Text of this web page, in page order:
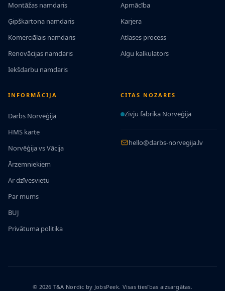
Montāžas namdaris
Ģipškartona namdaris
Komerciālais namdaris
Renovācijas namdaris
Iekšdarbu namdaris
Apmācība
Karjera
Atlases process
Algu kalkulators
INFORMĀCIJA
Darbs Norvēģijā
HMS karte
Norvēģija vs Vācija
Ārzemniekiem
Ar dzīvesvietu
Par mums
BUJ
Privātuma politika
CITAS NOZARES
Zivju fabrika Norvēģijā
hello@darbs-norvegija.lv
© 2026 T&A Nordic by JobsPeek. Visas tiesības aizsargātas.